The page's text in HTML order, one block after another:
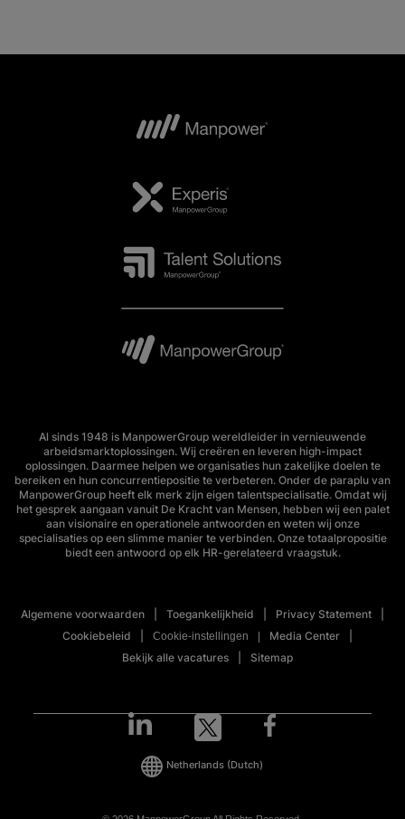
Al sinds 1948 is ManpowerGroup wereldleider in vernieuwende
arbeidsmarktoplossingen. Wij creëren en leveren high-impact
oplossingen. Daarmee helpen we organisaties hun zakelijke doelen te
bereiken en hun concurrentiepositie te verbeteren. Onder de paraplu van
ManpowerGroup heeft elk merk zijn eigen talentspecialisatie. Omdat wij
het gesprek aangaan vanuit De Kracht van Mensen, hebben wij een palet
aan visionaire en operationele antwoorden en weten wij onze
specialisaties op een slimme manier te verbinden. Onze totaalpropositie
biedt een antwoord op elk HR-gerelateerd vraagstuk.
Algemene voorwaarden Toegankelijkheid
Privacy Statement
Cookiebeleid
Cookie-instellingen
Media Center
Bekijk alle vacatures
Sitemap
Netherlands (Dutch)